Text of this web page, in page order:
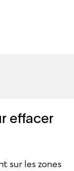
effacer
sur les zones